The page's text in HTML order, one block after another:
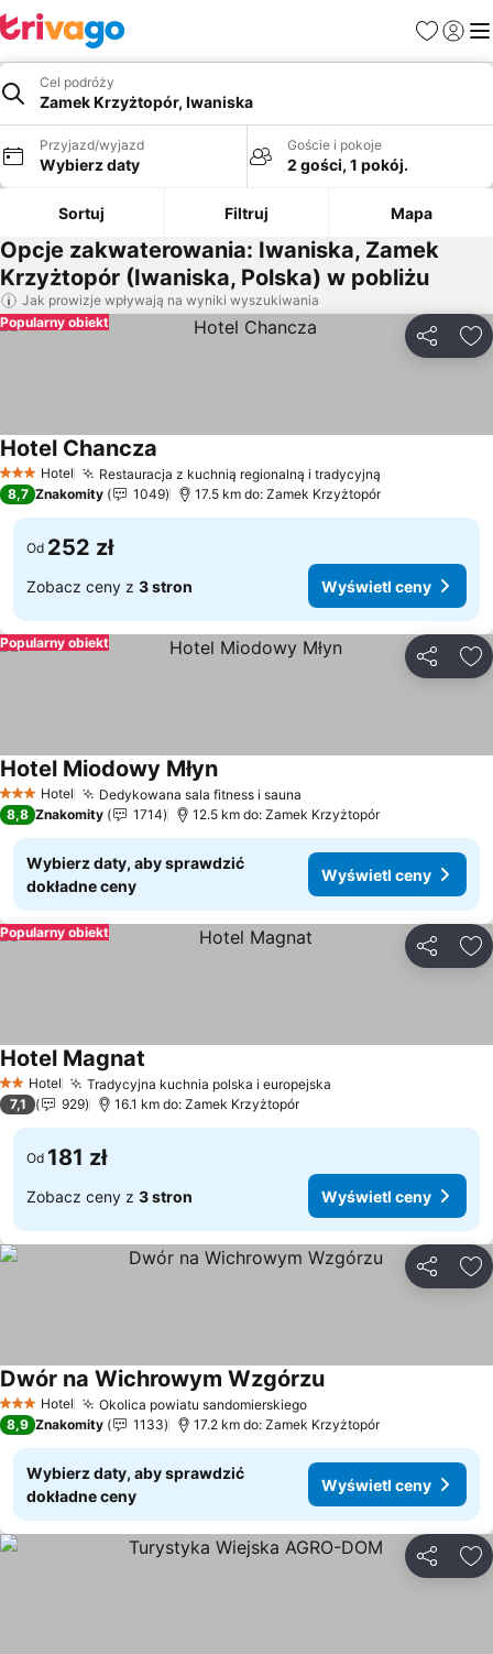
Ulubione
Cel podróży
Zamek Krzyżtopór, Iwaniska
Przyjazd/wyjazd
Wybierz daty
Goście i pokoje
2 gości, 1 pokój.
Sortuj Filtruj Mapa
Opcje zakwaterowania: Iwaniska, Zamek
Krzyżtopór (Iwaniska, Polska) w pobliżu
Jak prowizje wpływają na wyniki wyszukiwania
Popularny obiekt
3 Kategoria
Hotel Restauracja z kuchnią regionalną i tradycyjną
Hotel Chancza
8,7 Znakomity 1049 17.5 km do: Zamek Krzyżtopór
Od 252 zł
Zobacz ceny z 3 stron Wyświetl ceny
Popularny obiekt
3 Kategoria
Hotel Dedykowana sala fitness i sauna
Hotel Miodowy MłynWyświetl ceny
8,8 Znakomity 1714 12.5 km do: Zamek Krzyżtopór
Wybierz daty, aby sprawdzić
dokładne ceny
Wyświetl ceny
Popularny obiekt
2 Kategoria
Hotel Tradycyjna kuchnia polska i europejska
Hotel Magnat
7,1 929 16.1 km do: Zamek Krzyżtopór
Od 181 zł
Zobacz ceny z 3 stron Wyświetl ceny
3 Kategoria
Hotel Okolica powiatu sandomierskiegoWyświetl ceny
Dwór na Wichrowym WzgórzuWyświetl ceny
8,9 Znakomity 1133 17.2 km do: Zamek Krzyżtopór
Wybierz daty, aby sprawdzić
dokładne ceny
Wyświetl ceny